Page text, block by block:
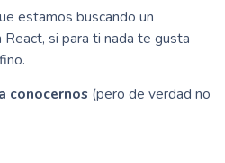
estamos buscando un
si para ti nada te gusta
conocernos (pero de verdad no